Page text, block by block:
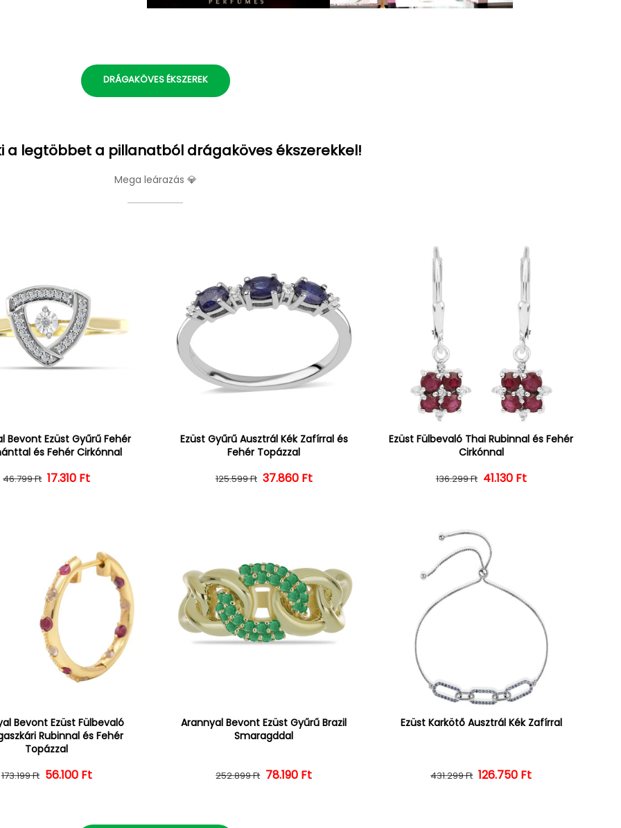
DRÁGAKÖVES ÉKSZEREK
a legtöbbet a pillanatból drágaköves ékszerekkel!
Mega leárazás 💎
Bevont Ezüst Gyűrű Fehér
és Fehér Cirkónnal
Normál ár
46.799 Ft Kedvezményes ár
17.310 Ft
Ezüst Gyűrű Ausztrál Kék Zafírral és
Fehér Topázzal
Normál ár
125.599 Ft Kedvezményes ár
37.860 Ft
Ezüst Fülbevaló Thai Rubinnal és Fehér
Cirkónnal
Normál ár
136.299 Ft Kedvezményes ár
41.130 Ft
Bevont Ezüst Fülbevaló
Rubinnal és Fehér
Topázzal
Normál ár
173.199 Ft Kedvezményes ár
56.100 Ft
Arannyal Bevont Ezüst Gyűrű Brazil
Smaragddal
Normál ár
252.899 Ft Kedvezményes ár
78.190 Ft
Ezüst Karkötő Ausztrál Kék Zafírral
Normál ár
431.299 Ft Kedvezményes ár
126.750 Ft